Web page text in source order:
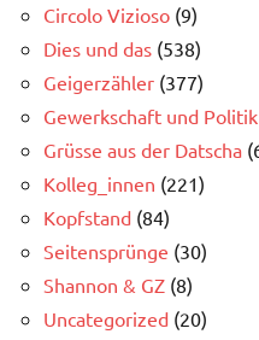
Circolo Vizioso (9)
Dies und das (538)
Geigerzähler (377)
Gewerkschaft und Politik
Grüsse aus der Datscha
Kolleg_innen (221)
Kopfstand (84)
Seitensprünge (30)
Shannon & GZ (8)
Uncategorized (20)